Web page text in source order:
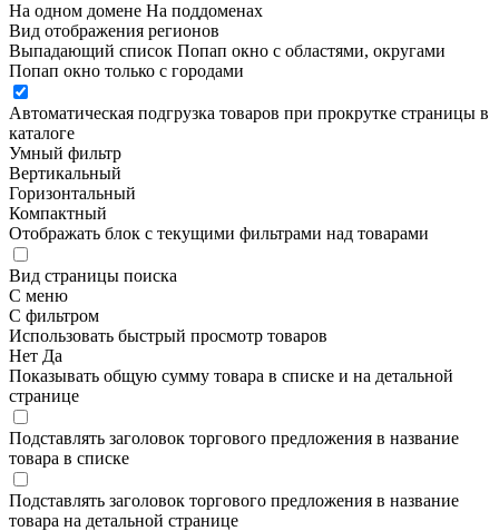
На одном домене На поддоменах
Вид отображения регионов
Выпадающий список Попап окно c областями, округами
Попап окно только с городами
Автоматическая подгрузка товаров при прокрутке страницы в
каталоге
Умный фильтр
Вертикальный
Горизонтальный
Компактный
Отображать блок с текущими фильтрами над товарами
Вид страницы поиска
С меню
С фильтром
Использовать быстрый просмотр товаров
Нет Да
Показывать общую сумму товара в списке и на детальной
странице
Подставлять заголовок торгового предложения в название
товара в списке
Подставлять заголовок торгового предложения в название
товара на детальной странице